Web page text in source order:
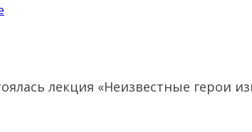
лекция «Неизвестные герои